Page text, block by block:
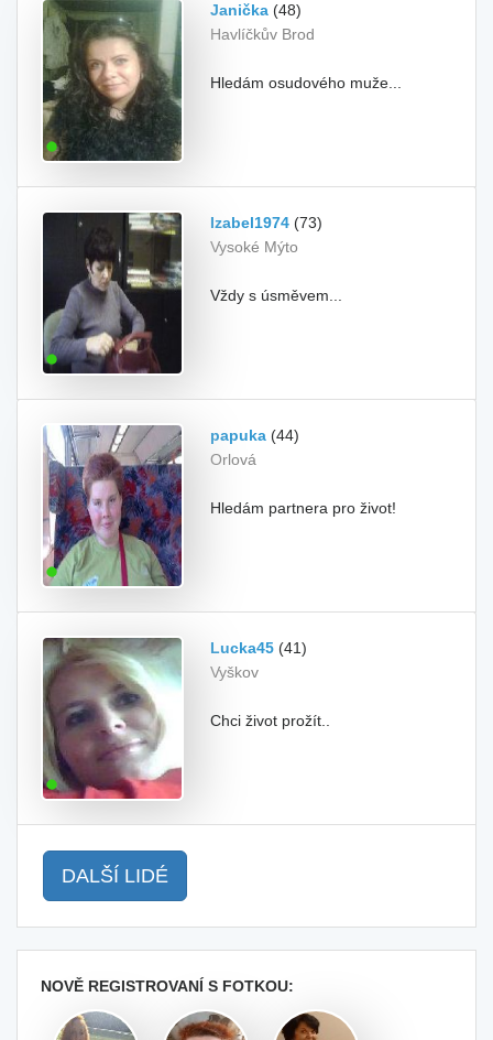
Janička (48)
Havlíčkův Brod
Hledám osudového muže...
Izabel1974 (73)
Vysoké Mýto
Vždy s úsměvem...
papuka (44)
Orlová
Hledám partnera pro život!
Lucka45 (41)
Vyškov
Chci život prožít..
DALŠÍ LIDÉ
NOVĚ REGISTROVANÍ S FOTKOU: